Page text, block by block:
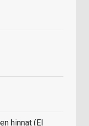
hinnat (EI